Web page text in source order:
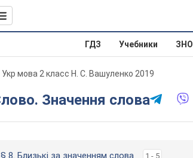
ГДЗ Учебники ЗНО
Укр мова 2 класс Н. С. Вашуленко 2019
Слово. Значення слова
§ 8. Близькі за значенням слова 1 - 5